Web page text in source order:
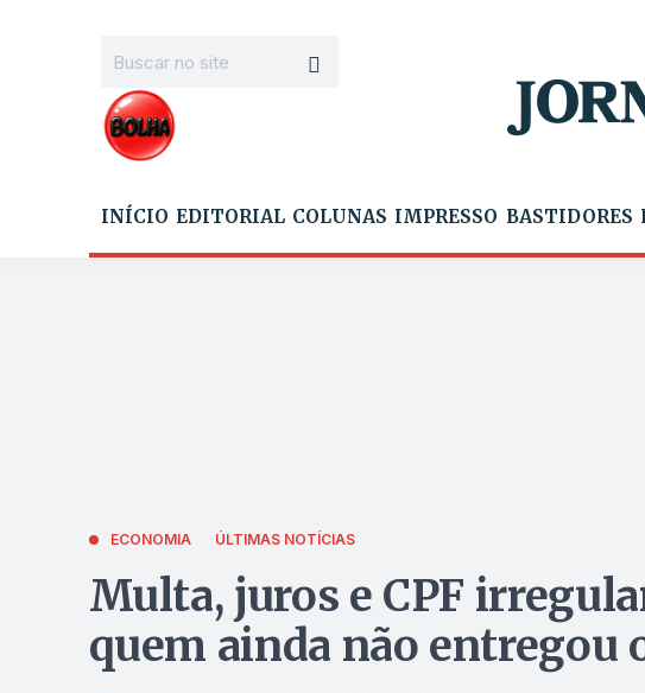
INÍCIO EDITORIAL COLUNAS IMPRESSO BASTIDORES
ECONOMIA ÚLTIMAS NOTÍCIAS
Multa, juros e CPF
quem ainda não entregou